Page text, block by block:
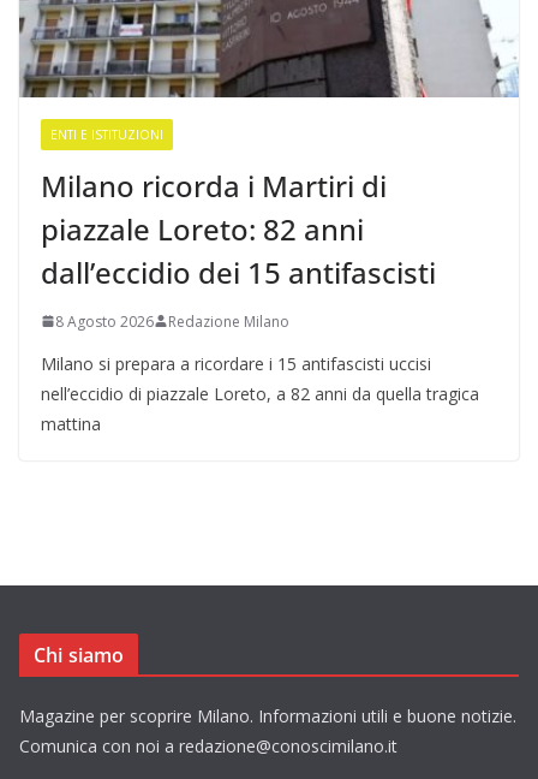
ENTI E ISTITUZIONI
Milano ricorda i Martiri di
piazzale Loreto: 82 anni
dall’eccidio dei 15 antifascisti
8 Agosto 2026 Redazione Milano
Milano si prepara a ricordare i 15 antifascisti uccisi
nell’eccidio di piazzale Loreto, a 82 anni da quella tragica
mattina
Chi siamo
Magazine per scoprire Milano. Informazioni utili e buone notizie.
Comunica con noi a redazione@conoscimilano.it